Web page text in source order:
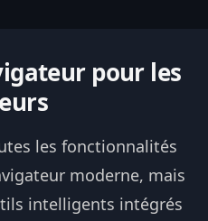
pour les
les fonctionnalités
moderne, mais
intelligents intégrés